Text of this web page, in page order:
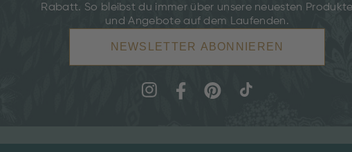
Rabatt. So bleibst du immer über unsere neuesten
und Angebote auf dem Laufenden.
NEWSLETTER ABONNIEREN